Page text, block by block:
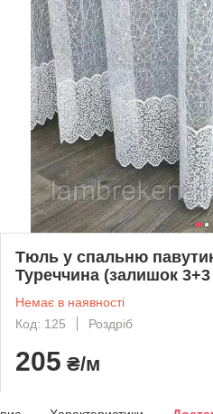
Тюль у спальню
Туреччина (залишок
Немає в наявності
Код: 125
Роздріб
205 ₴/м